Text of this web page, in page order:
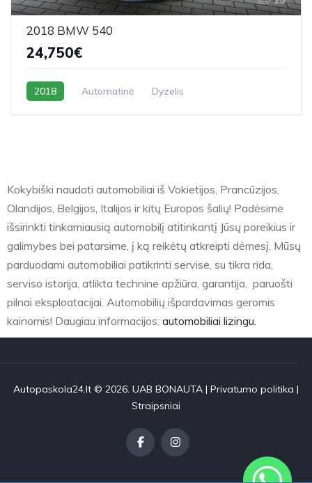
2018 BMW 540
24,750€
2018 Automatinė Dyzelis
Kokybiški naudoti automobiliai iš Vokietijos, Prancūzijos,
Olandijos, Belgijos, Italijos ir kitų Europos šalių! Padėsime
išsirinkti tinkamiausią automobilį atitinkantį Jūsų poreikius ir
galimybes bei patarsime, į ką reikėtų atkreipti dėmesį. Mūsų
parduodami automobiliai patikrinti servise, su tikra rida,
serviso istorija, atlikta technine apžiūra, garantija, paruošti
pilnai eksploatacijai. Automobilių išpardavimas geromis
kainomis! Daugiau informacijos: automobiliai lizingu.
Autopaskola24.lt © 2026. UAB BONAUTA | Privatumo politika |
Straipsniai